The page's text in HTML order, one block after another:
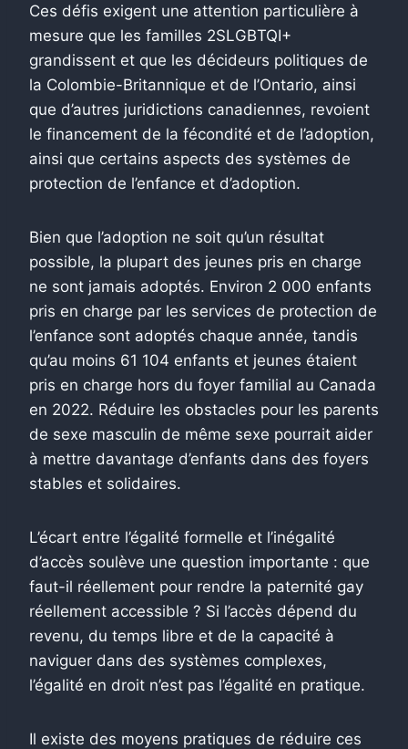
Ces défis exigent une attention particulière à
mesure que les familles 2SLGBTQI+
grandissent et que les décideurs politiques de
la Colombie-Britannique et de l’Ontario, ainsi
que d’autres juridictions canadiennes, revoient
le financement de la fécondité et de l’adoption,
ainsi que certains aspects des systèmes de
protection de l’enfance et d’adoption.
Bien que l’adoption ne soit qu’un résultat
possible, la plupart des jeunes pris en charge
ne sont jamais adoptés. Environ 2 000 enfants
pris en charge par les services de protection de
l’enfance sont adoptés chaque année, tandis
qu’au moins 61 104 enfants et jeunes étaient
pris en charge hors du foyer familial au Canada
en 2022. Réduire les obstacles pour les parents
de sexe masculin de même sexe pourrait aider
à mettre davantage d’enfants dans des foyers
stables et solidaires.
L’écart entre l’égalité formelle et l’inégalité
d’accès soulève une question importante : que
faut-il réellement pour rendre la paternité gay
réellement accessible ? Si l’accès dépend du
revenu, du temps libre et de la capacité à
naviguer dans des systèmes complexes,
l’égalité en droit n’est pas l’égalité en pratique.
Il existe des moyens pratiques de réduire ces